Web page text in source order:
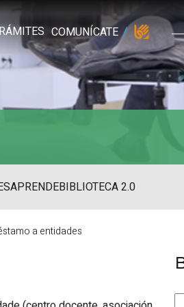
COMUNÍCATE
APRENDEBIBLIOTECA 2.0
a entidades